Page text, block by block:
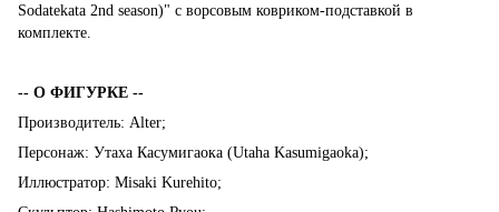
Sodatekata 2nd season)" с ворсовым ковриком-подставкой в
комплекте.
-- О ФИГУРКЕ --
Производитель: Alter;
Персонаж: Утаха Касумигаока (Utaha Kasumigaoka);
Иллюстратор: Misaki Kurehito;